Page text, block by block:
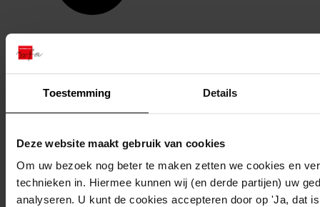
Toestemming Details
Deze website maakt gebruik van cookies
Om uw bezoek nog beter te maken zetten we cookies en
technieken in. Hiermee kunnen wij (en derde partijen) uw
analyseren. U kunt de cookies accepteren door op 'Ja, dat
Stel een vraag of plaats een opmerking op de tijdlijn
Reageren